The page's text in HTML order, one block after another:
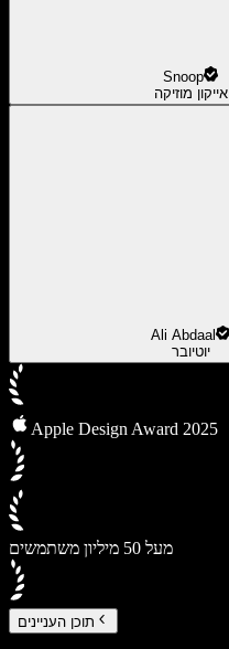
Snoop
אייקון מוזיקה
Ali Abdaal
יוטיובר
Apple Design Award 2025
מעל 50 מיליון משתמשים
תוכן העניינים